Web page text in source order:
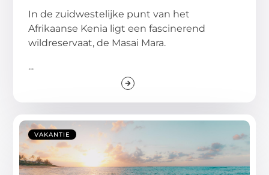
In de zuidwestelijke punt van het
Afrikaanse Kenia ligt een fascinerend
wildreservaat, de Masai Mara.
...
VAKANTIE